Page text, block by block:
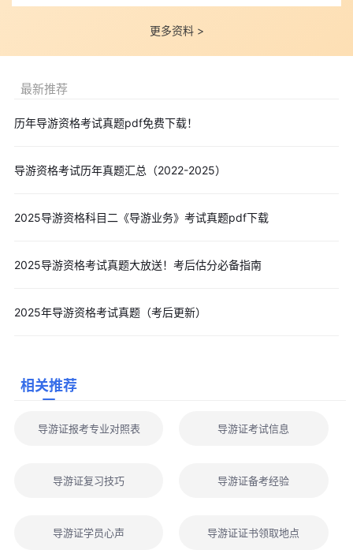
更多资料 >
最新推荐
历年导游资格考试真题pdf免费下载！
导游资格考试历年真题汇总（2022-2025）
2025导游资格科目二《导游业务》考试真题pdf下载
2025导游资格考试真题大放送！考后估分必备指南
2025年导游资格考试真题（考后更新）
相关推荐
导游证报考专业对照表 导游证考试信息
导游证复习技巧 导游证备考经验
导游证学员心声 导游证证书领取地点